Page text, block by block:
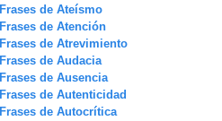
Frases de Ateísmo
Frases de Atención
Frases de Atrevimiento
Frases de Audacia
Frases de Ausencia
Frases de Autenticidad
Frases de Autocrítica